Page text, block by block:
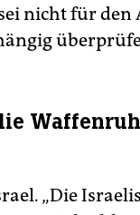
nicht für
„Die